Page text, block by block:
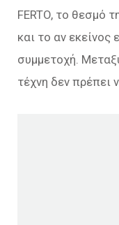
FERTO, το θεσμό
και το αν
συμμετοχή.
τέχνη δεν πρέπει